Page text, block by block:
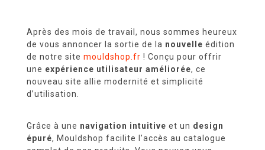
STAVEM
INTERNATIONAL
NOUS
Après des mois de travail, nous sommes heureux
de vous annoncer la sortie de la nouvelle édition
de notre site mouldshop.fr ! Conçu pour offrir
une expérience utilisateur améliorée, ce
nouveau site allie modernité et simplicité
d’utilisation.
Grâce à une navigation intuitive et un design
épuré, Mouldshop facilite l’accès au catalogue